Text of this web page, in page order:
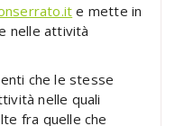
e mette in
nelle attività
che le stesse
nelle quali
fra quelle che